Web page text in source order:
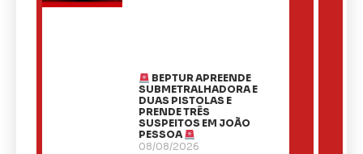
BEPTUR APREENDE
SUBMETRALHADORA E
DUAS PISTOLAS E
PRENDE TRÊS
SUSPEITOS EM JOÃO
PESSOA
08/08/2026